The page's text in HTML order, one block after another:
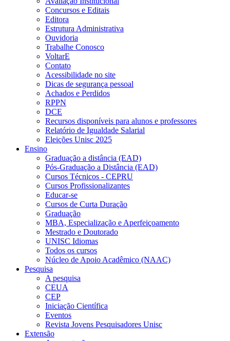
Concursos e Editais
Editora
Estrutura Administrativa
Ouvidoria
Trabalhe Conosco
VoltarE
Contato
Acessibilidade no site
Dicas de segurança pessoal
Achados e Perdidos
RPPN
DCE
Recursos disponíveis para alunos e professores
Relatório de Igualdade Salarial
Eleições Unisc 2025
Ensino
Graduação a distância (EAD)
Pós-Graduação a Distância (EAD)
Cursos Técnicos - CEPRU
Cursos Profissionalizantes
Educar-se
Cursos de Curta Duração
Graduação
MBA, Especialização e Aperfeiçoamento
Mestrado e Doutorado
UNISC Idiomas
Todos os cursos
Núcleo de Apoio Acadêmico (NAAC)
Pesquisa
A pesquisa
CEUA
CEP
Iniciação Científica
Eventos
Revista Jovens Pesquisadores Unisc
Extensão